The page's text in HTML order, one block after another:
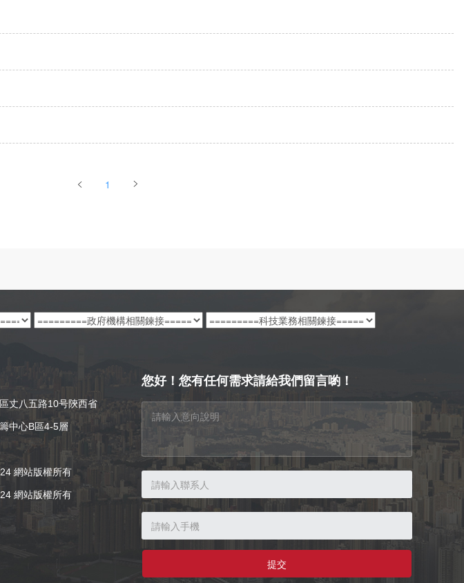
1
丈八五路10号陝西省
心B區4-5層
網站版權所有
網站版權所有
您好！您有任何需求請給我們留言喲！
提交